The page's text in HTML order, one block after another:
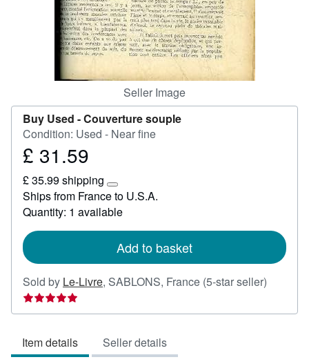
Seller Image
Buy Used -Couverture souple
Condition: Used - Near fine
Price
31.59
£ 31.59
£ 35.99 shipping
Learn
more
about
rates
Ships from France to U.S.A.
Quantity: 1 available
Add to basket
Sold by Le-Livre, SABLONS, France (5-star seller)
5
Item details Seller details